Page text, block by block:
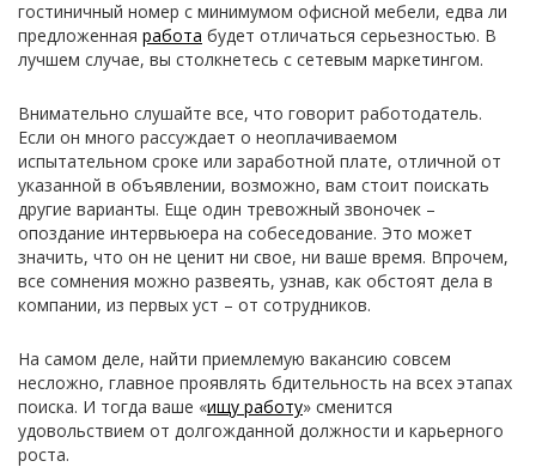
гостиничный номер с минимумом офисной мебели, едва ли
предложенная работа будет отличаться серьезностью. В
лучшем случае, вы столкнетесь с сетевым маркетингом.
Внимательно слушайте все, что говорит работодатель.
Если он много рассуждает о неоплачиваемом
испытательном сроке или заработной плате, отличной от
указанной в объявлении, возможно, вам стоит поискать
другие варианты. Еще один тревожный звоночек –
опоздание интервьюера на собеседование. Это может
значить, что он не ценит ни свое, ни ваше время. Впрочем,
все сомнения можно развеять, узнав, как обстоят дела в
компании, из первых уст – от сотрудников.
На самом деле, найти приемлемую вакансию совсем
несложно, главное проявлять бдительность на всех этапах
поиска. И тогда ваше «ищу работу» сменится
удовольствием от долгожданной должности и карьерного
роста.